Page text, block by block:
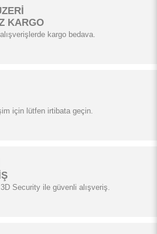
KARGO
kargo bedava.
için lütfen irtibata geçin.
Security ile güvenli alışveriş.